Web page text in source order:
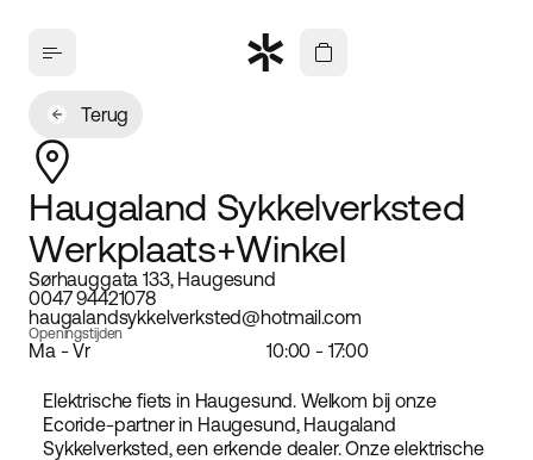
Terug
Haugaland Sykkelverksted
Werkplaats+Winkel
Sørhauggata 133, Haugesund
0047 94421078
haugalandsykkelverksted@hotmail.com
Openingstijden
Ma - Vr 10:00 - 17:00
Elektrische fiets in Haugesund. Welkom bij onze
Ecoride-partner in Haugesund, Haugaland
Sykkelverksted, een erkende dealer. Onze elektrische